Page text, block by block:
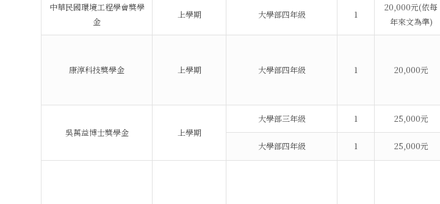
中華民國環境工程學會獎學
金
上學期 大學部四年級 1
20,000元(依每
年來文為準)
康淳科技獎學金 上學期 大學部四年級 1 20,000元
吳萬益博士獎學金 上學期
大學部三年級 1 25,000元
大學部四年級
1 25,000元